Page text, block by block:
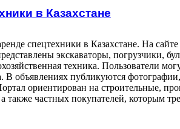
в Казахстане
спецтехники в Казахстане. На
экскаваторы, погрузчики,
техника. Пользователи
объявлениях публикуются
ориентирован на строительные,
также частных покупателей, которым